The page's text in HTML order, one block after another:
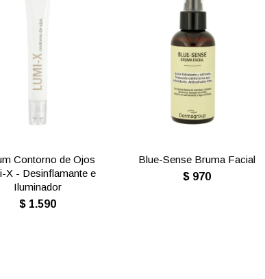
Contorno de Ojos
X - Desinflamante e
Iluminador
$ 1.590
Blue-Sense Bruma Facial
$ 970